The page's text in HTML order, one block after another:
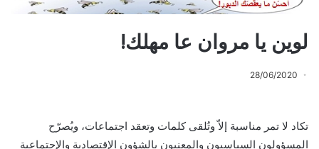
لوين يا مروان عا مهلك!
28/06/2020
تكاد لا تمر مناسبة إلاّ وتُلقى كلمات وتعقد اجتماعات، ويُصرّح
المسؤولون السياسيون والمعنيون بالشؤون الإقتصادية والإجتماعية